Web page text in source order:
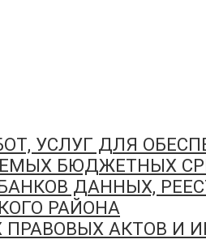
УСЛУГ ДЛЯ
БЮДЖЕТНЫХ
ДАННЫХ,
РАЙОНА
АКТОВ И